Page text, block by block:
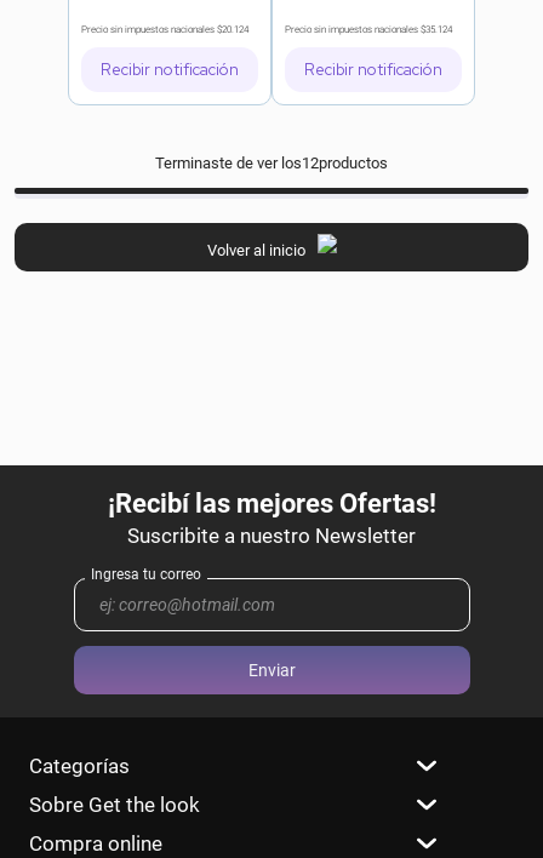
Precio sin impuestos nacionales $20.124
Recibir notificación
Precio sin impuestos nacionales $35.124
Recibir notificación
Terminaste de ver los12productos
Volver al inicio
Enviar
Categorías
Sobre Get the look
Compra online